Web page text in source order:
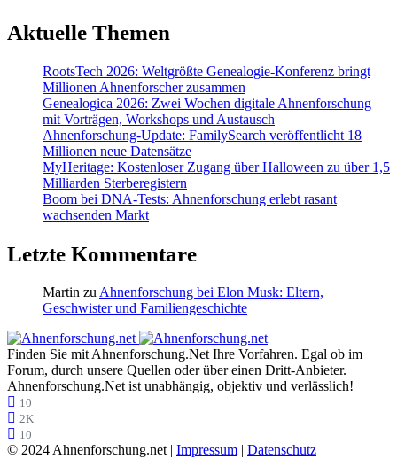
Aktuelle Themen
RootsTech 2026: Weltgrößte Genealogie-Konferenz bringt
Millionen Ahnenforscher zusammen
Genealogica 2026: Zwei Wochen digitale Ahnenforschung
mit Vorträgen, Workshops und Austausch
Ahnenforschung-Update: FamilySearch veröffentlicht 18
Millionen neue Datensätze
MyHeritage: Kostenloser Zugang über Halloween zu über 1,5
Milliarden Sterberegistern
Boom bei DNA-Tests: Ahnenforschung erlebt rasant
wachsenden Markt
Letzte Kommentare
Martin zuAhnenforschung bei Elon Musk: Eltern,
Geschwister und Familiengeschichte
Finden Sie mit Ahnenforschung.Net Ihre Vorfahren. Egal ob im
Forum, durch unsere Quellen oder über einen Dritt-Anbieter.
Ahnenforschung.Net ist unabhängig, objektiv und verlässlich!
10
2K
10
© 2024 Ahnenforschung.net | Impressum Datenschutz